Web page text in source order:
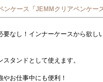
ケース「JEMMクリアペンケース
なし！インナーケースから欲し
タンドとして使えます。
お仕事中にも便利！